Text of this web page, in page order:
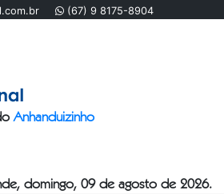
(67) 9 8175-8904
Anhanduizinho
domingo, 09 de agosto de 2026.